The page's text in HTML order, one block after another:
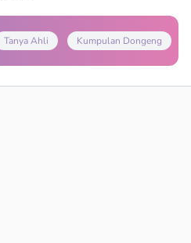
Tanya Ahli Kumpulan Dongeng